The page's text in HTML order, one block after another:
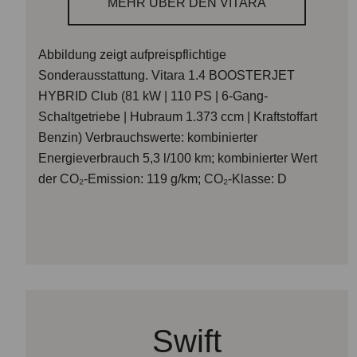
Abbildung zeigt aufpreispflichtige
Sonderausstattung. Vitara 1.4 BOOSTERJET
HYBRID Club (81 kW | 110 PS | 6-Gang-
Schaltgetriebe | Hubraum 1.373 ccm | Kraftstoffart
Benzin) Verbrauchswerte: kombinierter
Energieverbrauch 5,3 l/100 km; kombinierter Wert
der CO₂-Emission: 119 g/km; CO₂-Klasse: D
Swift